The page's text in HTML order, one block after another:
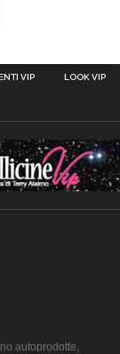
VIP LOOK VIP
autoprodotte,